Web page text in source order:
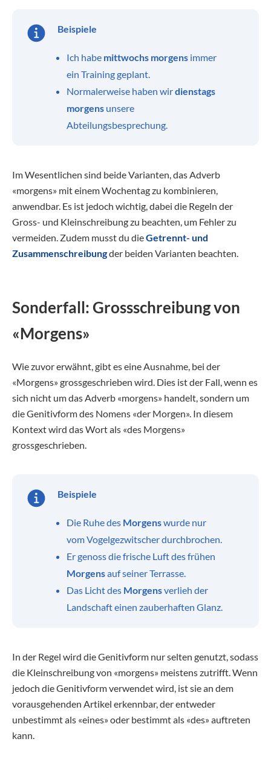
Beispiele
Ich habe mittwochs morgens immer
ein Training geplant.
Normalerweise haben wirdienstags
morgens unsere
Abteilungsbesprechung.
Im Wesentlichen sind beide Varianten, das Adverb
«morgens» mit einem Wochentag zu kombinieren,
anwendbar. Es ist jedoch wichtig, dabei die Regeln der
Gross- und Kleinschreibung zu beachten, um Fehler zu
vermeiden. Zudem musst du dieGetrennt- und
Zusammenschreibungder beiden Varianten beachten.
Sonderfall: Grossschreibung von
«Morgens»
Wie zuvor erwähnt, gibt es eine Ausnahme, bei der
«Morgens» grossgeschrieben wird. Dies ist der Fall, wenn es
sich nicht um das Adverb «morgens» handelt, sondern um
die Genitivform des Nomens «der Morgen». In diesem
Kontext wird das Wort als «des Morgens»
grossgeschrieben.
Beispiele
Die Ruhe des Morgenswurde nur
vom Vogelgezwitscher durchbrochen.
Er genoss die frische Luft des frühen
Morgensauf seiner Terrasse.
Das Licht des Morgensverlieh der
Landschaft einen zauberhaften Glanz.
In der Regel wird die Genitivform nur selten genutzt, sodass
die Kleinschreibung von «morgens» meistens zutrifft. Wenn
jedoch die Genitivform verwendet wird, ist sie an dem
vorausgehenden Artikel erkennbar, der entweder
unbestimmt als «eines» oder bestimmt als «des» auftreten
kann.